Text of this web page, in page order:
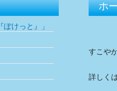
ホ
すこや
詳しくは
けっと』」